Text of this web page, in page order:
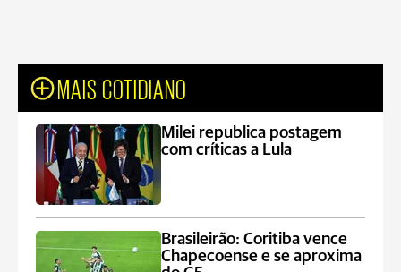
MAIS COTIDIANO
Milei republica postagem
com críticas a Lula
Brasileirão: Coritiba vence
Chapecoense e se aproxima